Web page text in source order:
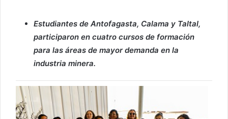
Estudiantes de Antofagasta, Calama y Taltal,
participaron en cuatro cursos de formación
para las áreas de mayor demanda en la
industria minera.